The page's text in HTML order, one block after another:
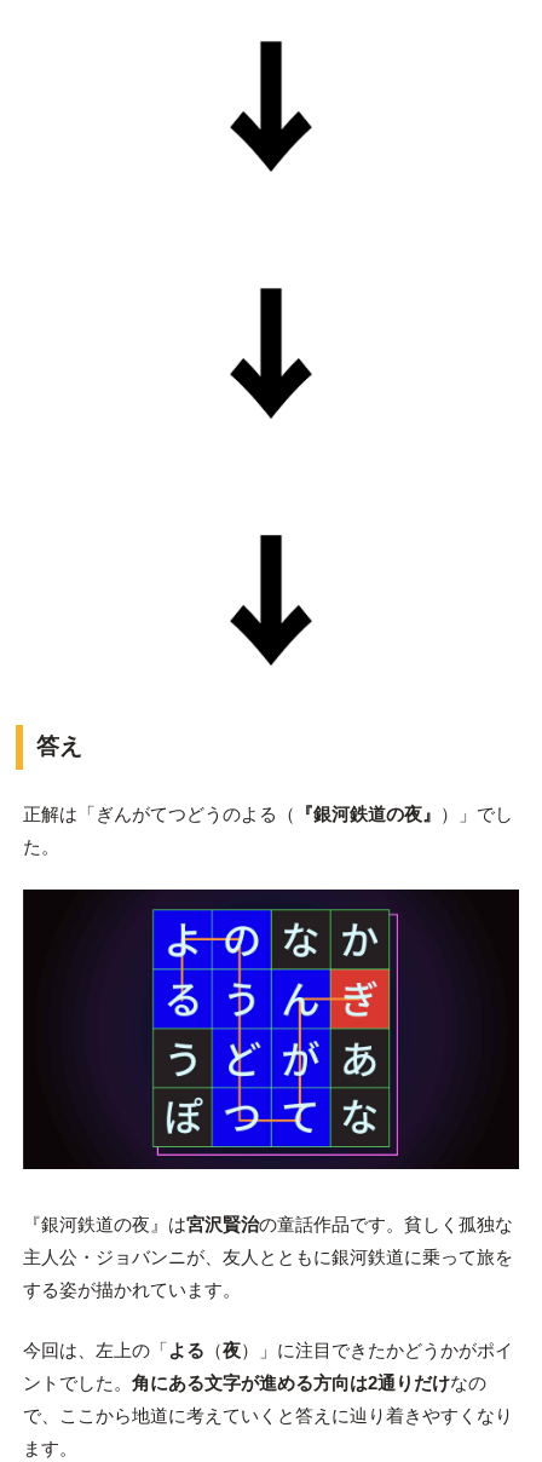
答え
正解は「ぎんがてつどうのよる（ 『銀河鉄道の夜』 ）」でし
た。
『銀河鉄道の夜』は宮沢賢治の童話作品です。貧しく孤独な
主人公・ジョバンニが、友人とともに銀河鉄道に乗って旅を
する姿が描かれています。
今回は、左上の「よる （夜）」に注目できたかどうかがポイ
ントでした。 角にある文字が進める方向は2通りだけなの
で、ここから地道に考えていくと答えに辿り着きやすくなり
ます。